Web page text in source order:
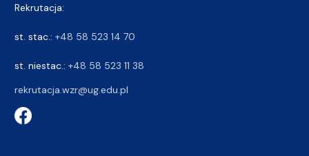
Rekrutacja:
st. stac.: +48 58 523 14 70
st. niestac.: +48 58 523 11 38
rekrutacja.wzr@ug.edu.pl